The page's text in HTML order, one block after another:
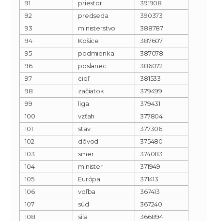
91 priestor
391908
92
predseda
390373
93
ministerstvo
388787
94
Košice
387607
95
podmienka
387078
96
poslanec
386072
97
cieľ
381533
98
začiatok
379499
99
liga
379431
100
vzťah
377804
101
stav
377306
102
dôvod
375480
103
smer
374083
104
minister
371949
105
Európa
371413
106
voľba
367413
107
súd
367240
108
sila
366894